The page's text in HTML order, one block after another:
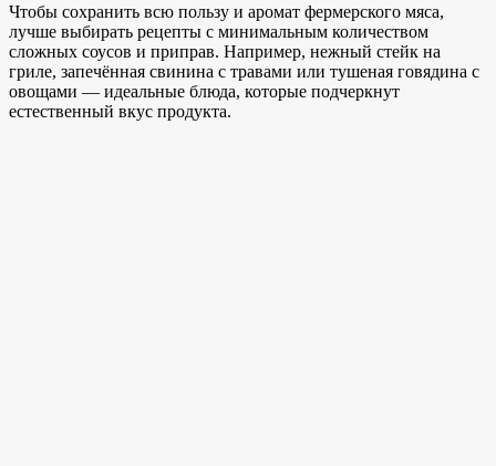
Чтобы сохранить всю пользу и аромат фермерского мяса,
лучше выбирать рецепты с минимальным количеством
сложных соусов и приправ. Например, нежный стейк на
гриле, запечённая свинина с травами или тушеная говядина с
овощами — идеальные блюда, которые подчеркнут
естественный вкус продукта.